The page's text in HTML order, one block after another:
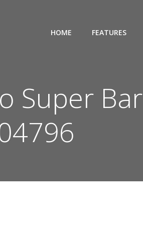
HOME FEATURES
Super